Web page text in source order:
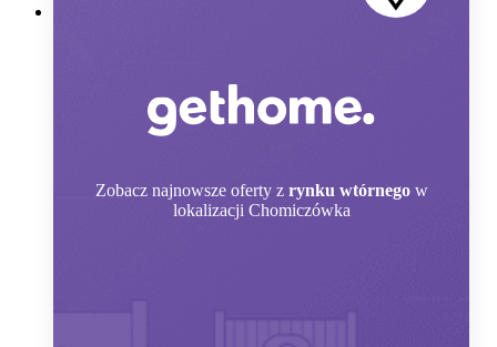
Zobacz najnowsze oferty z rynku wtórnego w
lokalizacji Chomiczówka